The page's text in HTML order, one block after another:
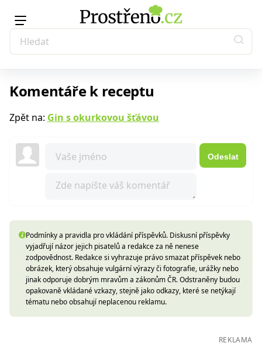
Komentáře k receptu
Zpět na: Gin s okurkovou šťávou
Odeslat
Podmínky a pravidla pro vkládání příspěvků. Diskusní příspěvky
vyjadřují názor jejich pisatelů a redakce za ně nenese
zodpovědnost. Redakce si vyhrazuje právo smazat příspěvek nebo
obrázek, který obsahuje vulgární výrazy či fotografie, urážky nebo
jinak odporuje dobrým mravům a zákonům ČR. Odstraněny budou
opakovaně vkládané vzkazy, stejně jako odkazy, které se netýkají
tématu nebo obsahují neplacenou reklamu.
REKLAMA